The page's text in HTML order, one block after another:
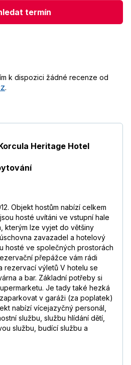
termín
k dispozici žádné recenze od
.
Heritage Hotel
Objekt hostům nabízí celkem
hosté uvítáni ve vstupní hale
kterým lze vyjet do většiny
zavazadel a hotelový
hosté ve společných prostorách
přepážce vám rádi
rezervací výletů V hotelu se
a bar. Základní potřeby si
Je tady také hezká
v garáži (za poplatek)
nabízí vícejazyčný personál,
službu, službu hlídání dětí,
službu, budící službu a